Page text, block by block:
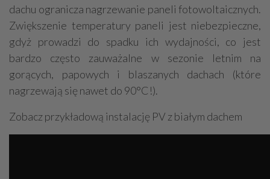
dachu ogranicza nagrzewanie paneli fotowoltaicznych.
Zwiększenie temperatury paneli jest niebezpieczne,
gdyż prowadzi do spadku ich wydajności, co jest
bardzo często zauważalne w sezonie letnim na
gorących, papowych i blaszanych dachach (które
nagrzewają się nawet do 90°C!).
Zobacz przykładową instalację PV z białym dachem